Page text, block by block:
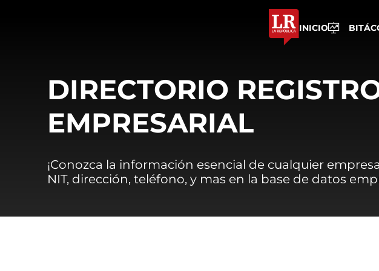
INICIO
DIRECTORIO
EMPRESARIAL
¡Conozca la información esencial de cualquier
NIT, dirección, teléfono, y mas en la base de datos